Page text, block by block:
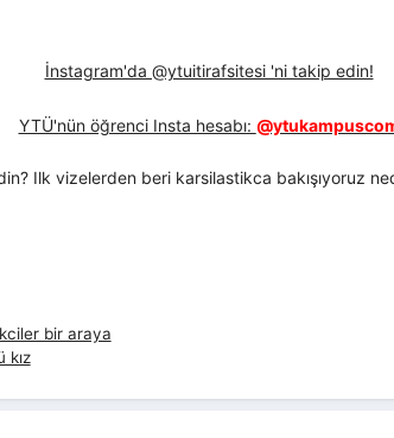
İnstagram'da @ytuitirafsitesi 'ni takip edin!
YTÜ'nün öğrenci Insta hesabı:
Ilk vizelerden beri karsilastikca bakışıyoruz
bir araya
kız